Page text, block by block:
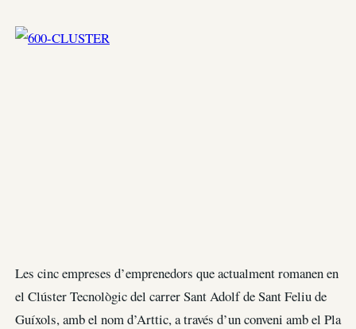
Les cinc empreses d’emprenedors que actualment romanen en
el Clúster Tecnològic del carrer Sant Adolf de Sant Feliu de
Guíxols, amb el nom d’Arttic, a través d’un conveni amb el Pla